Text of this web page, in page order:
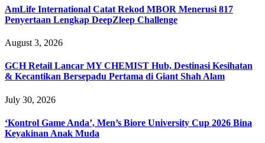
AmLife International Catat Rekod MBOR Menerusi 817
Penyertaan Lengkap DeepZleep Challenge
August 3, 2026
GCH Retail Lancar MY CHEMIST Hub, Destinasi Kesihatan
& Kecantikan Bersepadu Pertama di Giant Shah Alam
July 30, 2026
‘Kontrol Game Anda’, Men’s Biore University Cup 2026 Bina
Keyakinan Anak Muda